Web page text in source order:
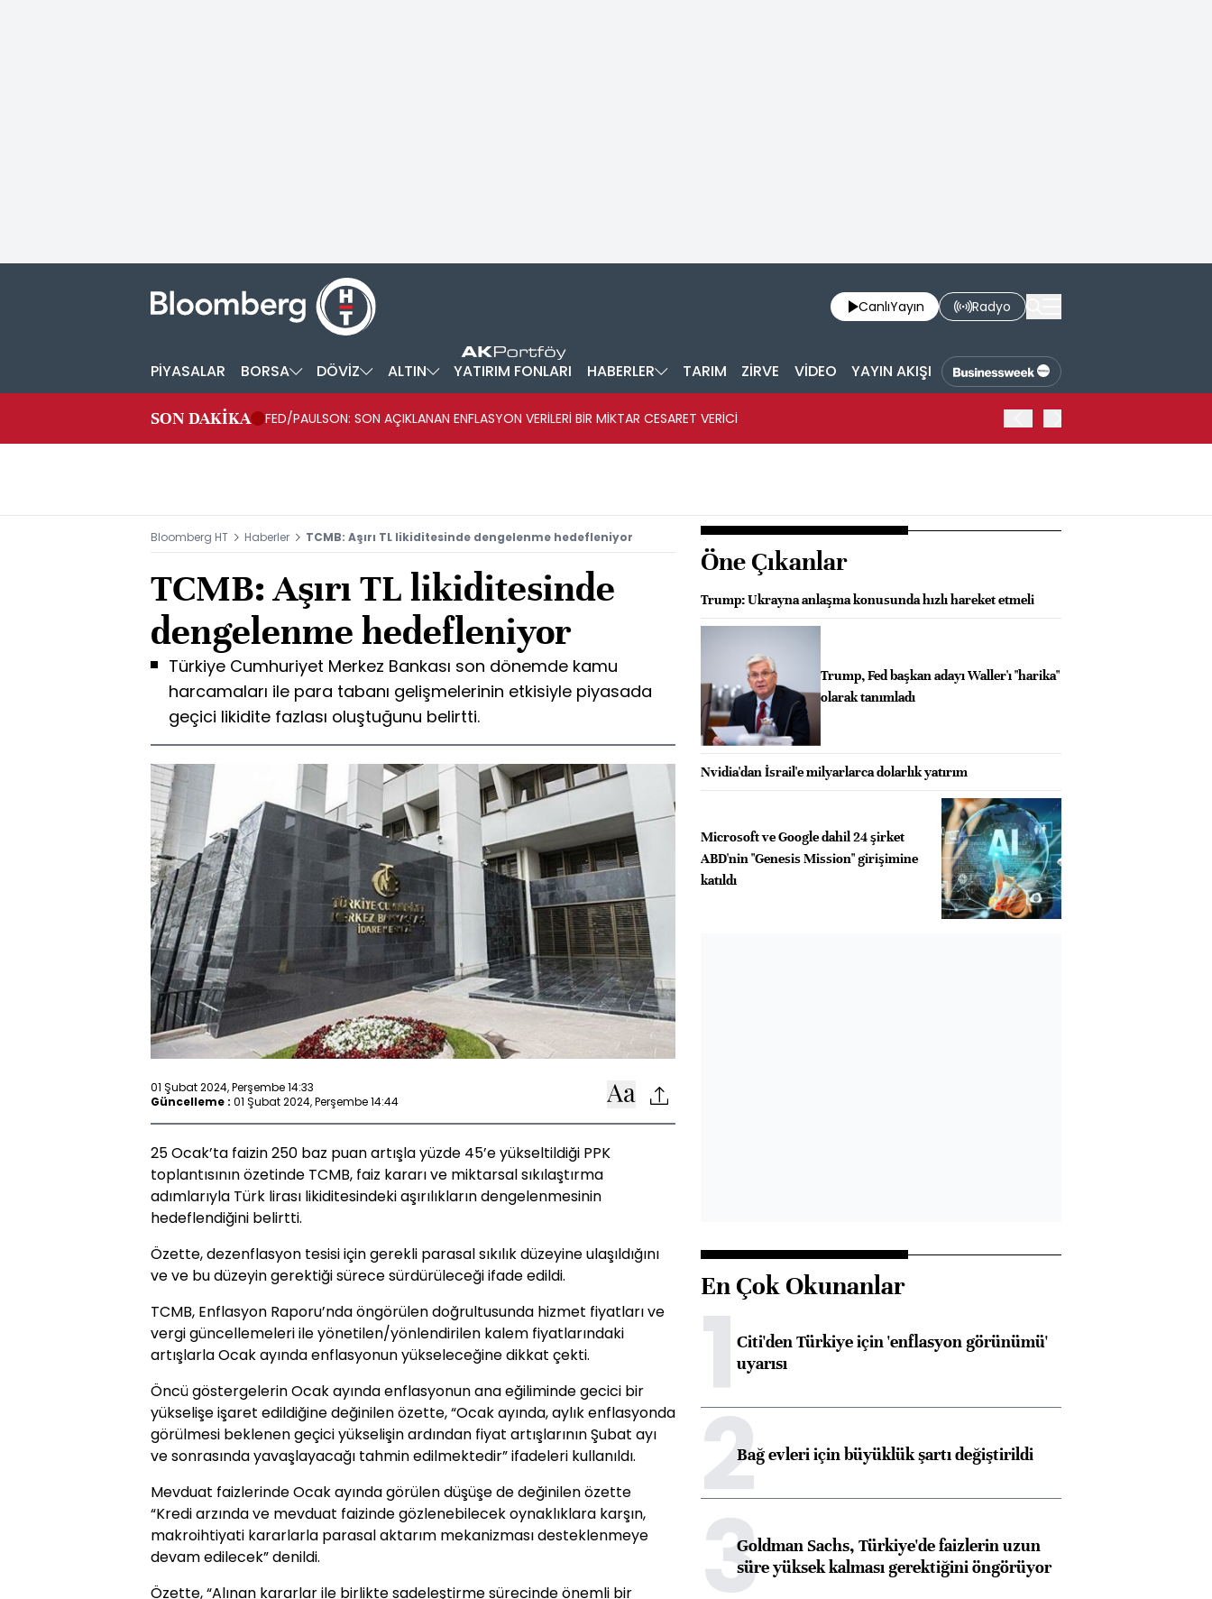
CanlıYayın Radyo
PİYASALAR BORSA DÖVİZ ALTIN YATIRIM FONLARI HABERLER TARIM ZİRVE VİDEO YAYIN AKIŞI
SON DAKİKA FED/PAULSON: SON AÇIKLANAN ENFLASYON VERİLERİ BİR MİKTAR CESARET VERİCİ
Bloomberg HT Haberler TCMB: Aşırı TL likiditesinde dengelenme hedefleniyor
TCMB: Aşırı TL likiditesinde
dengelenme hedefleniyor
Türkiye Cumhuriyet Merkez Bankası son dönemde kamu
harcamaları ile para tabanı gelişmelerinin etkisiyle piyasada
geçici likidite fazlası oluştuğunu belirtti.
01 Şubat 2024, Perşembe 14:33
Güncelleme : 01 Şubat 2024, Perşembe 14:44
25 Ocak’ta faizin 250 baz puan artışla yüzde 45’e yükseltildiği PPK
toplantısının özetinde TCMB, faiz kararı ve miktarsal sıkılaştırma
adımlarıyla Türk lirası likiditesindeki aşırılıkların dengelenmesinin
hedeflendiğini belirtti.
Özette, dezenflasyon tesisi için gerekli parasal sıkılık düzeyine ulaşıldığını
ve ve bu düzeyin gerektiği sürece sürdürüleceği ifade edildi.
TCMB, Enflasyon Raporu’nda öngörülen doğrultusunda hizmet fiyatları ve
vergi güncellemeleri ile yönetilen/yönlendirilen kalem fiyatlarındaki
artışlarla Ocak ayında enflasyonun yükseleceğine dikkat çekti.
Öncü göstergelerin Ocak ayında enflasyonun ana eğiliminde gecici bir
yükselişe işaret edildiğine değinilen özette, “Ocak ayında, aylık enflasyonda
görülmesi beklenen geçici yükselişin ardından fiyat artışlarının Şubat ayı
ve sonrasında yavaşlayacağı tahmin edilmektedir” ifadeleri kullanıldı.
Mevduat faizlerinde Ocak ayında görülen düşüşe de değinilen özette
“Kredi arzında ve mevduat faizinde gözlenebilecek oynaklıklara karşın,
makroihtiyati kararlarla parasal aktarım mekanizması desteklenmeye
devam edilecek” denildi.
Özette, “Alınan kararlar ile birlikte sadeleştirme sürecinde önemli bir
Öne Çıkanlar
Trump: Ukrayna anlaşma konusunda hızlı hareket etmeli
Trump, Fed başkan adayı Waller'ı "harika"
olarak tanımladı
Nvidia'dan İsrail'e milyarlarca dolarlık yatırım
Microsoft ve Google dahil 24 şirket
ABD'nin "Genesis Mission" girişimine
katıldı
En Çok Okunanlar
1Citi'den Türkiye için 'enflasyon görünümü'
uyarısı
2Bağ evleri için büyüklük şartı değiştirildi
3Goldman Sachs, Türkiye'de faizlerin uzun
süre yüksek kalması gerektiğini öngörüyor